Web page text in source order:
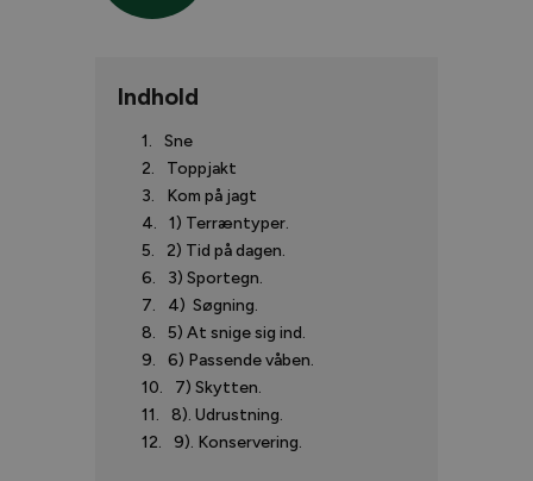
Indhold
Sne
Toppjakt
Kom på jagt
1) Terræntyper.
2) Tid på dagen.
3) Sportegn.
4) Søgning.
5) At snige sig ind.
6) Passende våben.
7) Skytten.
8). Udrustning.
9). Konservering.